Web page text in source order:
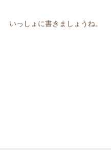
いっしょに書きましょうね。